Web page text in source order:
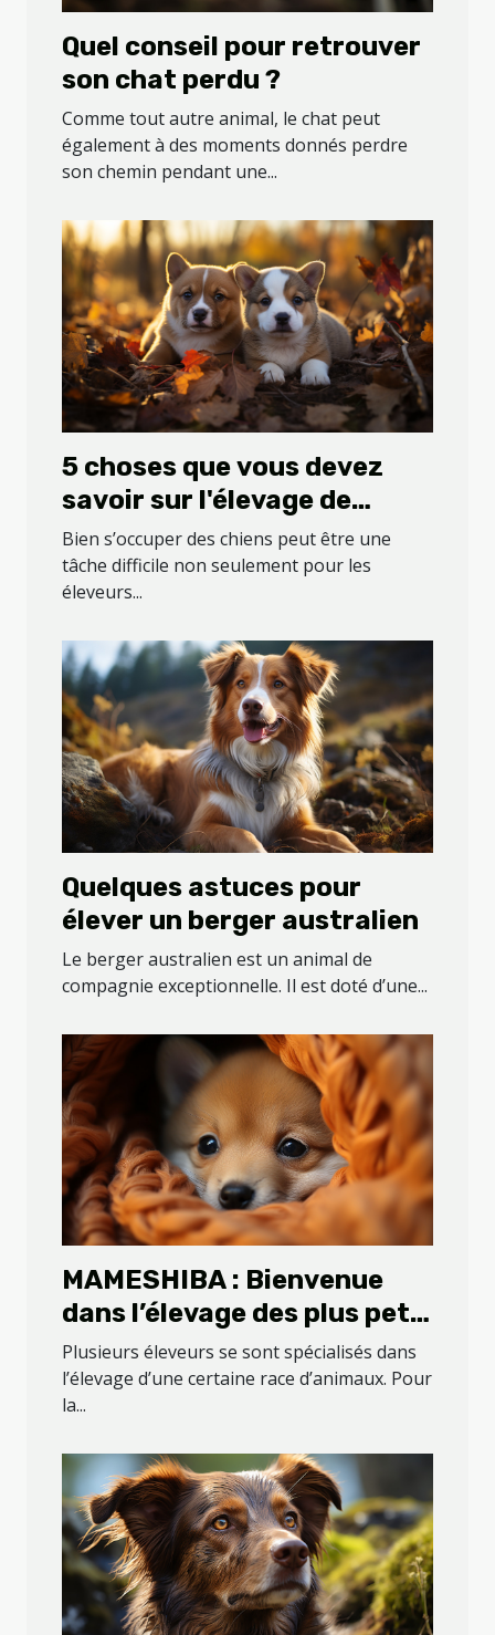
Quel conseil pour retrouver
son chat perdu ?
Comme tout autre animal, le chat peut
également à des moments donnés perdre
son chemin pendant une...
5 choses que vous devez
savoir sur l'élevage de
chiens
Bien s’occuper des chiens peut être une
tâche difficile non seulement pour les
éleveurs...
Quelques astuces pour
élever un berger australien
Le berger australien est un animal de
compagnie exceptionnelle. Il est doté d’une...
MAMESHIBA : Bienvenue
dans l’élevage des plus petit
shiba du que vous pouvez
retrouver sur la planète
Plusieurs éleveurs se sont spécialisés dans
l’élevage d’une certaine race d’animaux. Pour
la...